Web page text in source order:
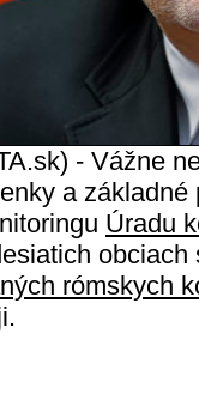
- Vážne
a
Úradu
rómskych